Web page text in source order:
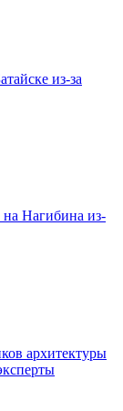
из-за
Нагибина из-
архитектуры